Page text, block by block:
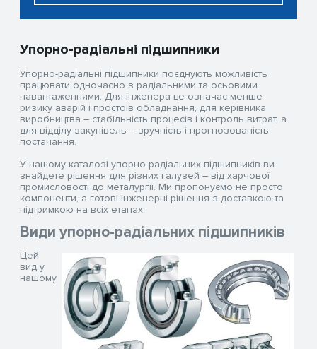
Упорно-радіальні підшипники
Упорно-радіальні підшипники поєднують можливість
працювати одночасно з радіальними та осьовими
навантаженнями. Для інженера це означає менше
ризику аварій і простоїв обладнання, для керівника
виробництва – стабільність процесів і контроль витрат, а
для відділу закупівель – зручність і прогнозованість
постачання.
У нашому каталозі упорно-радіальних підшипників ви
знайдете рішення для різних галузей – від харчової
промисловості до металургії. Ми пропонуємо не просто
компоненти, а готові інженерні рішення з доставкою та
підтримкою на всіх етапах.
Види упорно-радіальних підшипників
Цей
вид у
нашому